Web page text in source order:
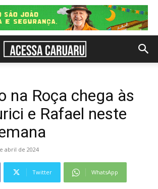
na Roça chega às
e Rafael neste
abril de 2024
Twitter WhatsApp